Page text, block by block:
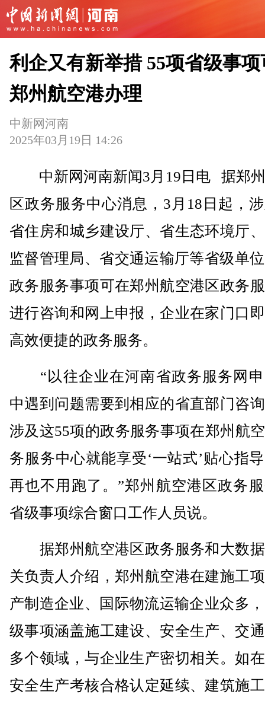
利企又有新举措 55项省级事
郑州航空港办理
中新网河南
2025年03月19日 14:26
中新网河南新闻3月19日电 据郑州
区政务服务中心消息，3月18日起，
省住房和城乡建设厅、省生态环境厅
监督管理局、省交通运输厅等省级单
政务服务事项可在郑州航空港区政务
进行咨询和网上申报，企业在家门口
高效便捷的政务服务。
“以往企业在河南省政务服务网申
中遇到问题需要到相应的省直部门咨
涉及这55项的政务服务事项在郑州航
务服务中心就能享受‘一站式’贴心指
再也不用跑了。”郑州航空港区政务
省级事项综合窗口工作人员说。
据郑州航空港区政务服务和大数
关负责人介绍，郑州航空港在建施工
产制造企业、国际物流运输企业众多
级事项涵盖施工建设、安全生产、交
多个领域，与企业生产密切相关。如
安全生产考核合格认定延续、建筑施